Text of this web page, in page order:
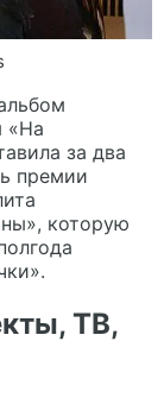
«На
за два
премии
которую
ТВ,